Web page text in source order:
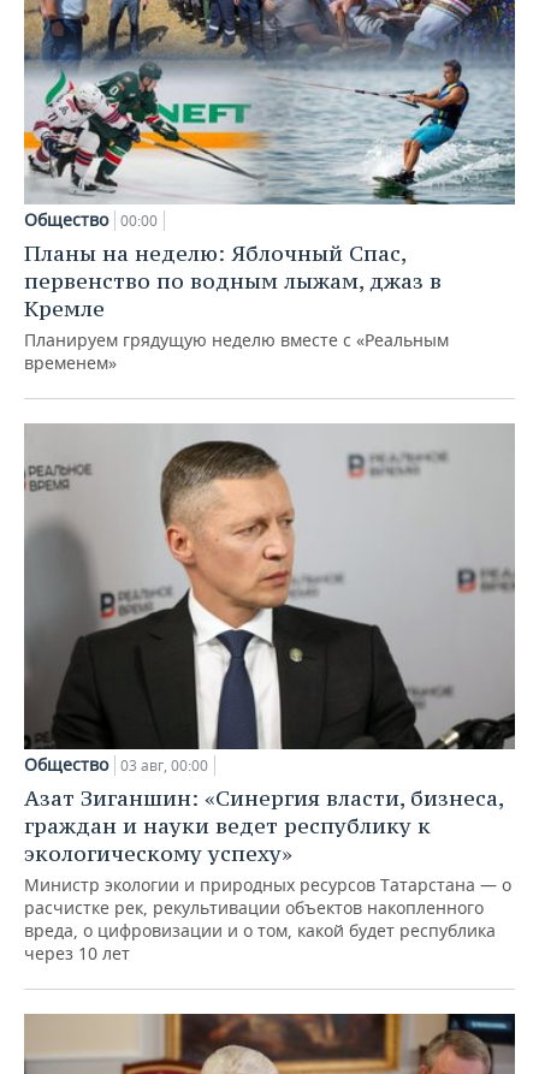
Общество 00:00
Планы на неделю: Яблочный Спас,
первенство по водным лыжам, джаз в
Кремле
Планируем грядущую неделю вместе с «Реальным
временем»
Общество 03 авг, 00:00
Азат Зиганшин: «Синергия власти, бизнеса,
граждан и науки ведет республику к
экологическому успеху»
Министр экологии и природных ресурсов Татарстана — о
расчистке рек, рекультивации объектов накопленного
вреда, о цифровизации и о том, какой будет республика
через 10 лет